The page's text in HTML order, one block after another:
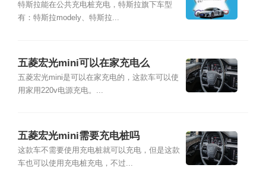
特斯拉能在公共充电桩充电，特斯拉旗下车型
有：特斯拉modely、特斯拉...
五菱宏光mini可以在家充电么
五菱宏光mini是可以在家充电的，这款车可以使
用家用220v电源充电。...
五菱宏光mini需要充电桩吗
这款车不需要使用充电桩就可以充电，但是这款
车也可以使用充电桩充电，不过...